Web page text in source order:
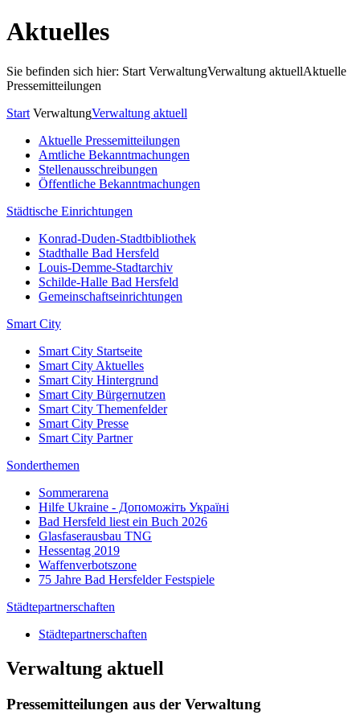
Aktuelles
Sie befinden sich hier: Start VerwaltungVerwaltung aktuellAktuelle
Pressemitteilungen
Start VerwaltungVerwaltung aktuell
Aktuelle Pressemitteilungen
Amtliche Bekanntmachungen
Stellenausschreibungen
Öffentliche Bekanntmachungen
Städtische Einrichtungen
Konrad-Duden-Stadtbibliothek
Stadthalle Bad Hersfeld
Louis-Demme-Stadtarchiv
Schilde-Halle Bad Hersfeld
Gemeinschaftseinrichtungen
Smart City
Smart City Startseite
Smart City Aktuelles
Smart City Hintergrund
Smart City Bürgernutzen
Smart City Themenfelder
Smart City Presse
Smart City Partner
Sonderthemen
Sommerarena
Hilfe Ukraine - Допоможіть Україні
Bad Hersfeld liest ein Buch 2026
Glasfaserausbau TNG
Hessentag 2019
Waffenverbotszone
75 Jahre Bad Hersfelder Festspiele
Städtepartnerschaften
Städtepartnerschaften
Verwaltung aktuell
Pressemitteilungen aus der Verwaltung